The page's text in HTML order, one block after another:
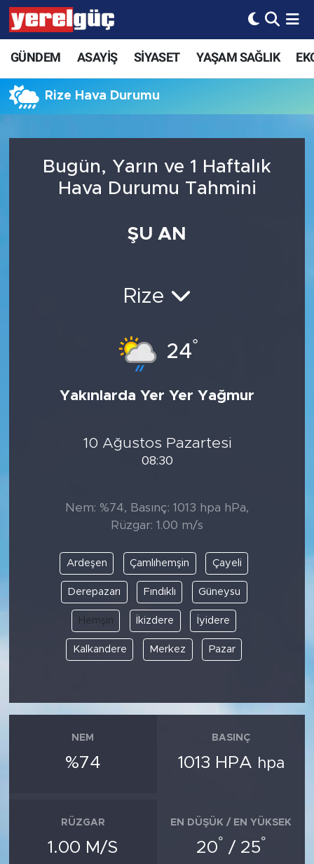
GÜNDEM ASAYİŞ SİYASET YAŞAM SAĞLIK
Rize Hava Durumu
Bugün, Yarın ve 1 Haftalık
Hava Durumu Tahmini
ŞU AN
Rize
24°
Yakınlarda Yer Yer Yağmur
10 Ağustos Pazartesi
08:30
Nem: %74, Basınç: 1013 hpa hPa,
Rüzgar: 1.00 m/s
Ardeşen Çamlıhemşin Çayeli
Derepazarı Fındıklı Güneysu
Hemşin İkizdere İyidere
Kalkandere Merkez Pazar
NEM
%74
BASINÇ
1013 HPA hpa
RÜZGAR
1.00 M/S
EN DÜŞÜK / EN YÜKSEK
20° / 25°